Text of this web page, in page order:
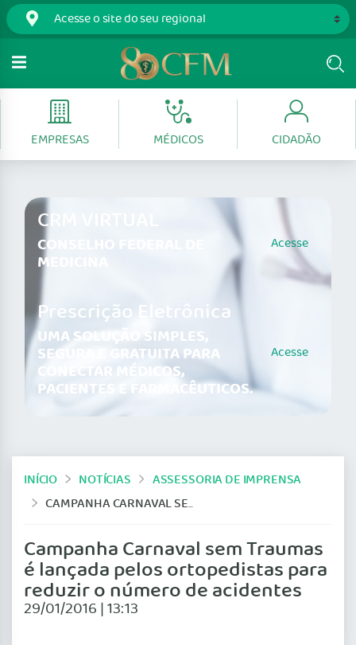
EMPRESAS MÉDICOS CIDADÃO
CRM VIRTUAL
CONSELHO FEDERAL DE
MEDICINA
Acesse
Prescrição Eletrônica
UMA SOLUÇÃO SIMPLES,
SEGURA E GRATUITA PARA
CONECTAR MÉDICOS,
PACIENTES E FARMACÊUTICOS.
Acesse
INÍCIO NOTÍCIAS
ASSESSORIA DE IMPRENSA
CAMPANHA CARNAVAL SEM TRAUMAS É LANÇADA PELOS ORTOPEDISTAS PARA REDUZIR O NÚMERO DE ACIDENTES
Campanha Carnaval sem Traumas
é lançada pelos ortopedistas para
reduzir o número de acidentes
29/01/2016 | 13:13